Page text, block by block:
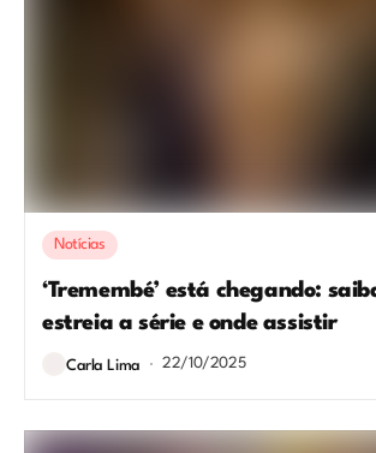
Notícias
‘Tremembé’ está chegando:
estreia a série e onde assistir
Carla Lima 22/10/2025